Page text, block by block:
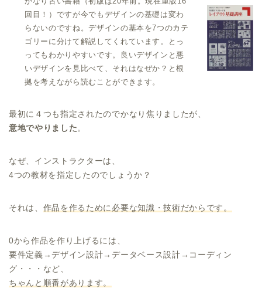
回目！）ですが今でもデザインの基礎は変わ
らないのですね。デザインの基本を7つのカテ
ゴリーに分けて解説してくれています。とっ
ってもわかりやすいです。良いデザインと悪
いデザインを見比べて、それはなぜか？と根
拠を考えながら読むことができます。
最初に４つも指定されたのでかなり焦りましたが、
意地でやりました。
なぜ、インストラクターは、
4つの教材を指定したのでしょうか？
それは、 作品を作るために必要な知識・技術だからです。
0から作品を作り上げるには、
要件定義→デザイン設計→データベース設計→コーディン
グ・・・など、
ちゃんと順番があります。